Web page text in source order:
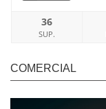
36
SUP.
COMERCIAL